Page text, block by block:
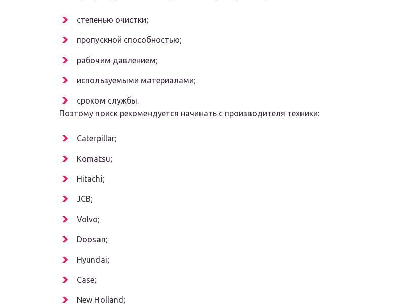
степенью очистки;
пропускной способностью;
рабочим давлением;
используемыми материалами;
сроком службы.
Поэтому поиск рекомендуется начинать с производителя техники:
Caterpillar;
Komatsu;
Hitachi;
JCB;
Volvo;
Doosan;
Hyundai;
Case;
New Holland;